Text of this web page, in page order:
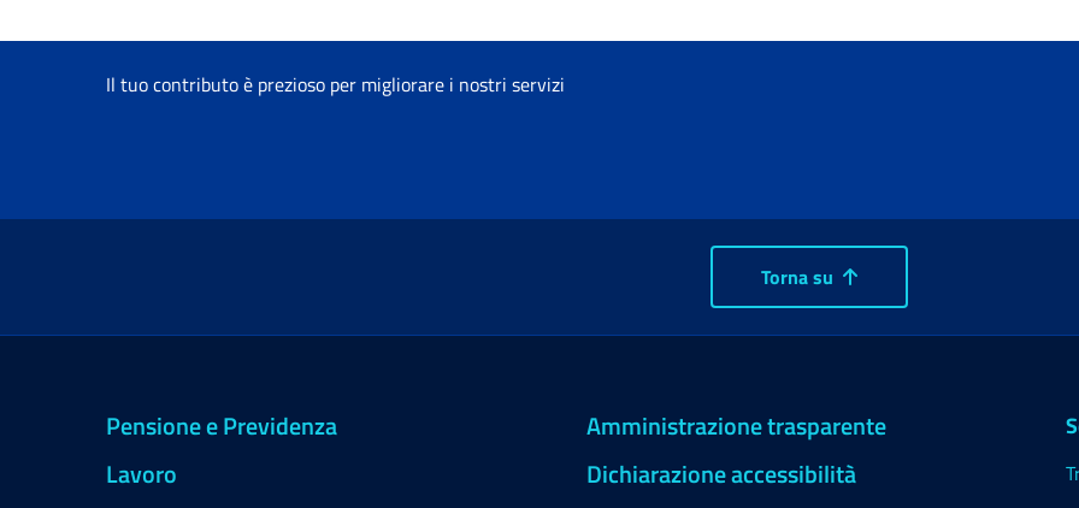
Il tuo contributo è prezioso per migliorare i nostri servizi
Torna su
Pensione e Previdenza
Lavoro
Amministrazione trasparente
Dichiarazione accessibilità